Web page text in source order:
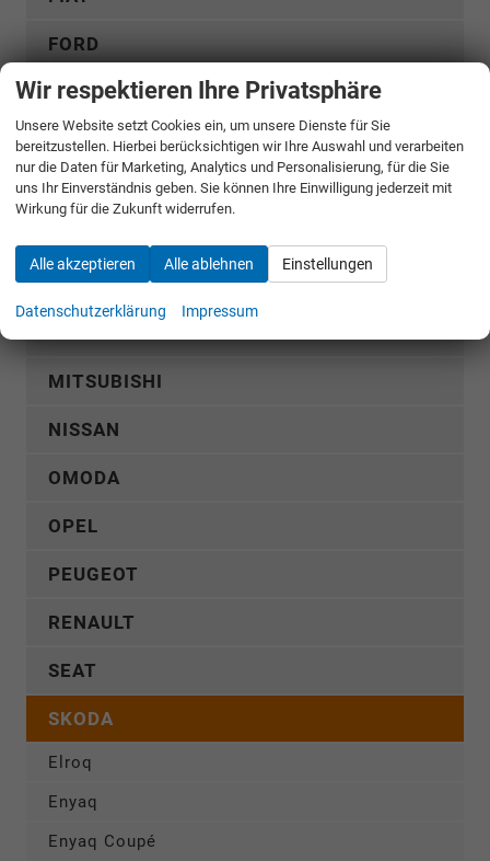
FORD
GWM
HYUNDAI
KGM
MERCEDES-BENZ
MITSUBISHI
NISSAN
OMODA
OPEL
PEUGEOT
RENAULT
SEAT
SKODA
Elroq
Enyaq
Enyaq Coupé
Wir respektieren Ihre Privatsphäre
Unsere Website setzt Cookies ein, um unsere Dienste für Sie
bereitzustellen. Hierbei berücksichtigen wir Ihre Auswahl und verarbeiten
nur die Daten für Marketing, Analytics und Personalisierung, für die Sie
uns Ihr Einverständnis geben. Sie können Ihre Einwilligung jederzeit mit
Wirkung für die Zukunft widerrufen.
Alle akzeptieren Alle ablehnen Einstellungen
Datenschutzerklärung Impressum